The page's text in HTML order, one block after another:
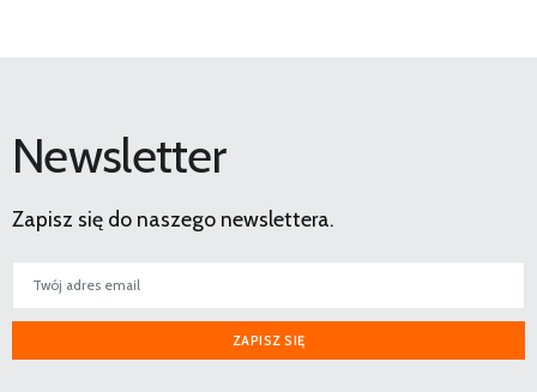
Newsletter
Zapisz się do naszego newslettera.
ZAPISZ SIĘ